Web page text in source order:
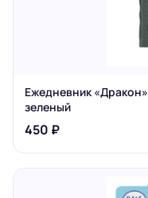
Ежедневник
зеленый
450 ₽